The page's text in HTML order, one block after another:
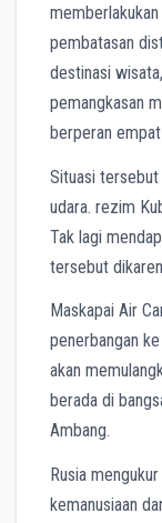
pembatasan
destinasi
pemangkasan
berperan
Situasi
udara. rezim
Tak lagi
tersebut
Maskapai Air
penerbangan
akan
berada di
Ambang.
Rusia
kemanusiaan